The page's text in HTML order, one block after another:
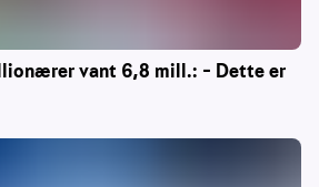
vant 6,8 mill.: – Dette er